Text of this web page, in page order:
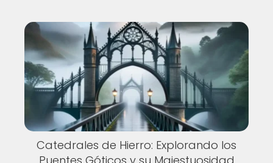
Catedrales de Hierro: Explorando los